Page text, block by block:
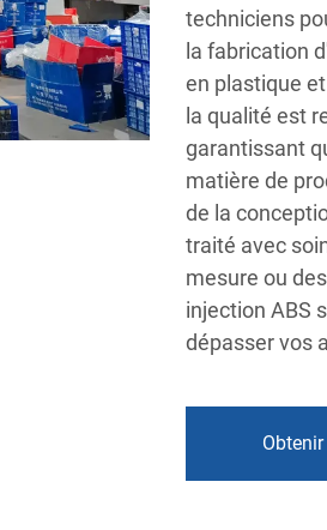
techniciens
la fabrication
en plastique
la qualité est
garantissant
matière de
de la
traité avec
mesure ou
injection ABS
dépasser vos